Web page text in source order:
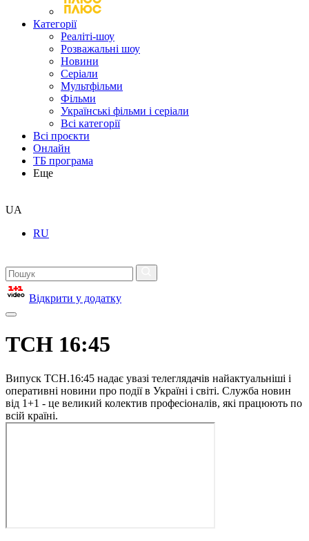
Категорії
Реаліті-шоу
Розважальні шоу
Новини
Серіали
Мультфільми
Фільми
Українські фільми і серіали
Всі категорії
Всі проєкти
Онлайн
ТБ програма
Еще
UA
RU
Відкрити у додатку
ТСН 16:45
Випуск ТСН.16:45 надає увазі телеглядачів найактуальніші і
оперативні новини про події в Україні і світі. Служба новин
від 1+1 - це великий колектив професіоналів, які працюють по
всій країні.